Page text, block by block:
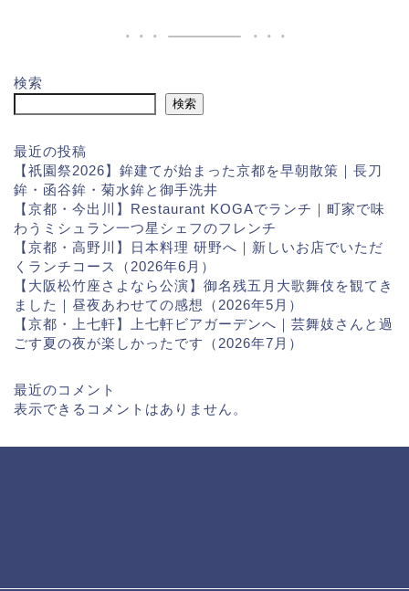
検索
検索
最近の投稿
【祇園祭2026】鉾建てが始まった京都を早朝散策｜長刀
鉾・函谷鉾・菊水鉾と御手洗井
【京都・今出川】Restaurant KOGAでランチ｜町家で味
わうミシュラン一つ星シェフのフレンチ
【京都・高野川】日本料理 研野へ｜新しいお店でいただ
くランチコース（2026年6月）
【大阪松竹座さよなら公演】御名残五月大歌舞伎を観てき
ました｜昼夜あわせての感想（2026年5月）
【京都・上七軒】上七軒ビアガーデンへ｜芸舞妓さんと過
ごす夏の夜が楽しかったです（2026年7月）
最近のコメント
表示できるコメントはありません。